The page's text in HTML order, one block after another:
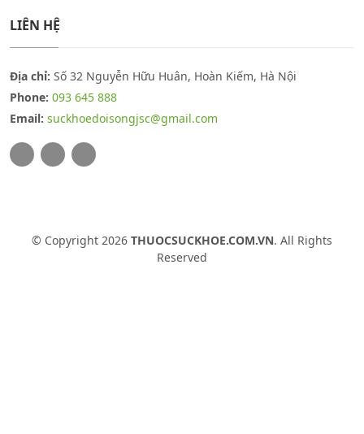
LIÊN HỆ
Địa chỉ: Số 32 Nguyễn Hữu Huân, Hoàn Kiếm, Hà Nội
Phone: 093 645 888
Email: suckhoedoisongjsc@gmail.com
© Copyright 2026 THUOCSUCKHOE.COM.VN. All Rights
Reserved